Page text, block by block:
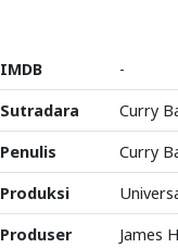
IMDB
-
Sutradara
Curry
Penulis
Curry
Produksi
Produser
James